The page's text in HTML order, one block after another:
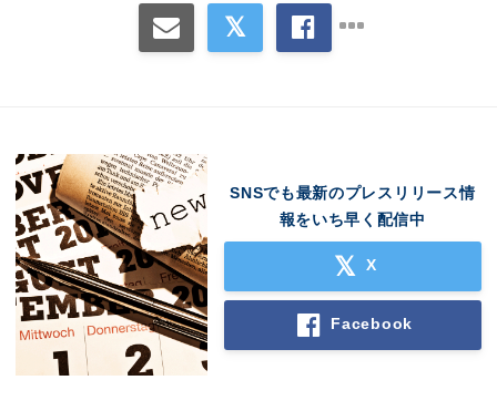
SNSでも最新のプレスリリース情
報をいち早く配信中
X
Facebook